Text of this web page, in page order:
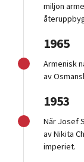
miljon
1965
Armenisk
av
1953
När Josef
av Nikita
imperiet.